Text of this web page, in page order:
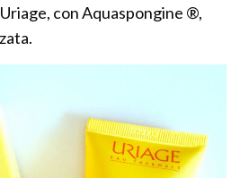
con Aquaspongine ®,